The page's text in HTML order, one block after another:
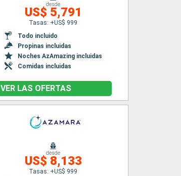
desde
US$ 5,791
Tasas: +US$ 999
Todo incluido
Propinas incluidas
Noches AzAmazing incluidas
Comidas incluidas
VER LAS OFERTAS
desde
US$ 8,133
Tasas: +US$ 999